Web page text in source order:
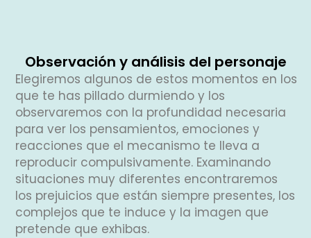
Observación y análisis del personaje
Elegiremos algunos de estos momentos en los
que te has pillado durmiendo y los
observaremos con la profundidad necesaria
para ver los pensamientos, emociones y
reacciones que el mecanismo te lleva a
reproducir compulsivamente. Examinando
situaciones muy diferentes encontraremos
los prejuicios que están siempre presentes, los
complejos que te induce y la imagen que
pretende que exhibas.